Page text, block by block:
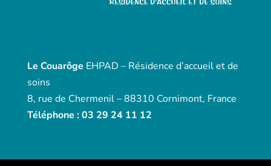
Le Couarôge EHPAD – Résidence d’accueil et de
soins
8, rue de Chermenil – 88310 Cornimont, France
Téléphone : 03 29 24 11 12